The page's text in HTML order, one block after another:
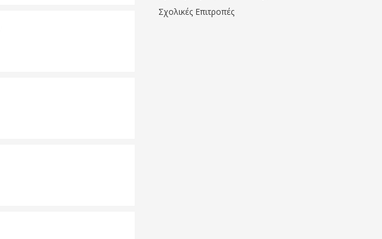
Σχολικές Επιτροπές